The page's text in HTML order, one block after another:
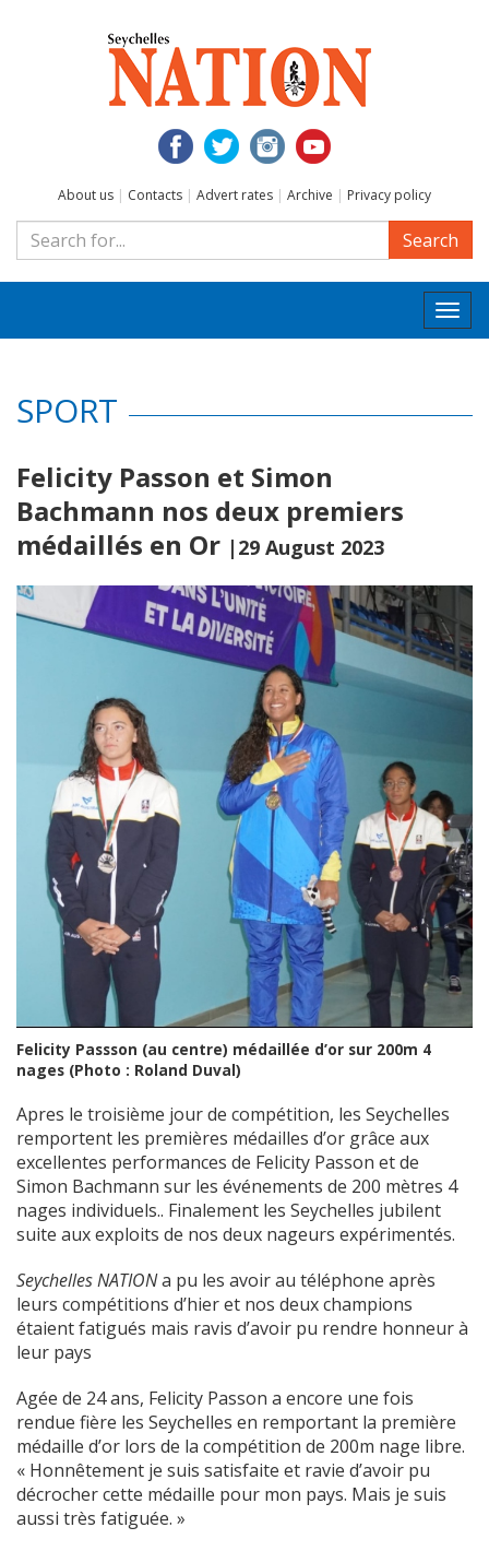
About us | Contacts | Advert rates | Archive | Privacy policy
Search
SPORT
Felicity Passon et Simon
Bachmann nos deux premiers
médaillés en Or |29 August 2023
Felicity Passson (au centre) médaillée d’or sur 200m 4
nages (Photo : Roland Duval)
Apres le troisième jour de compétition, les Seychelles
remportent les premières médailles d’or grâce aux
excellentes performances de Felicity Passon et de
Simon Bachmann sur les événements de 200 mètres 4
nages individuels.. Finalement les Seychelles jubilent
suite aux exploits de nos deux nageurs expérimentés.
Seychelles NATIONa pu les avoir au téléphone après
leurs compétitions d’hier et nos deux champions
étaient fatigués mais ravis d’avoir pu rendre honneur à
leur pays
Agée de 24 ans, Felicity Passon a encore une fois
rendue fière les Seychelles en remportant la première
médaille d’or lors de la compétition de 200m nage libre.
« Honnêtement je suis satisfaite et ravie d’avoir pu
décrocher cette médaille pour mon pays. Mais je suis
aussi très fatiguée. »